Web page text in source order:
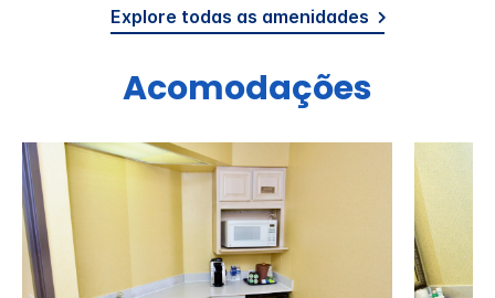
Explore todas as amenidades
Acomodações